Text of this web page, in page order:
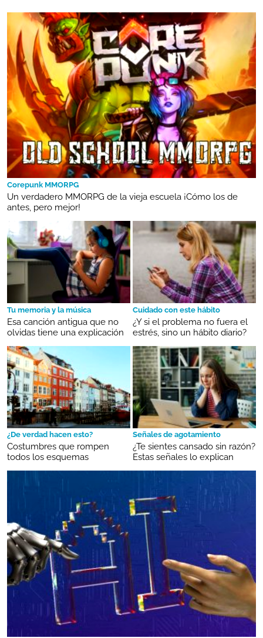
Corepunk MMORPG
Un verdadero MMORPG de la vieja escuela ¡Cómo los de
antes, pero mejor!
Tu memoria y la música
Esa canción antigua que no
olvidas tiene una explicación
Cuidado con este hábito
¿Y si el problema no fuera el
estrés, sino un hábito diario?
¿De verdad hacen esto?
Costumbres que rompen
todos los esquemas
Señales de agotamiento
¿Te sientes cansado sin razón?
Estas señales lo explican